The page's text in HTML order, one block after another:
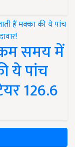
समय में
ये पांच
126.6